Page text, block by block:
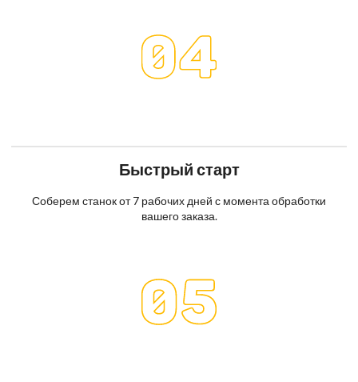
Быстрый старт
Соберем станок от 7 рабочих дней с момента обработки
вашего заказа.